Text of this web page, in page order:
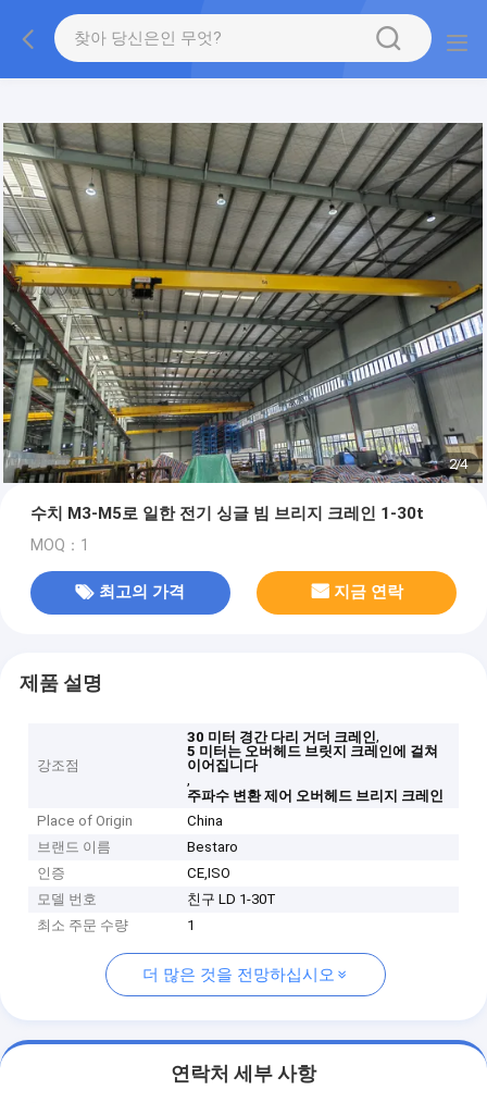
gtag('config', 'G-QWE9HWC3PF', {cookie_flags:
"SameSite=None;Secure"});
2/4
수치 M3-M5로 일한 전기 싱글 빔 브리지 크레인 1-30t
MOQ：1
최고의 가격 지금 연락
제품 설명
강조점
30 미터 경간 다리 거더 크레인,
5 미터는 오버헤드 브릿지 크레인에 걸쳐
이어집니다
,
주파수 변환 제어 오버헤드 브리지 크레인
Place of Origin
China
브랜드 이름
Bestaro
인증
CE,ISO
모델 번호
친구 LD 1-30T
최소 주문 수량
1
더 많은 것을 전망하십시오
연락처 세부 사항